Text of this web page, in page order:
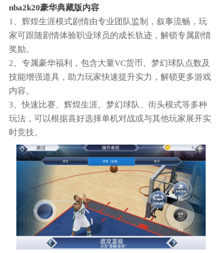
nba2k20豪华典藏版内容
1、辉煌生涯模式剧情由专业团队监制，叙事流畅，玩
家可跟随剧情体验职业球员的成长轨迹，解锁专属剧情
奖励。
2、专属豪华福利，包含大量VC货币、梦幻球队点数及
技能增强道具，助力玩家快速提升实力，解锁更多游戏
内容。
3、快速比赛、辉煌生涯、梦幻球队、街头模式等多种
玩法，可以根据喜好选择单机对战或与其他玩家展开实
时竞技。